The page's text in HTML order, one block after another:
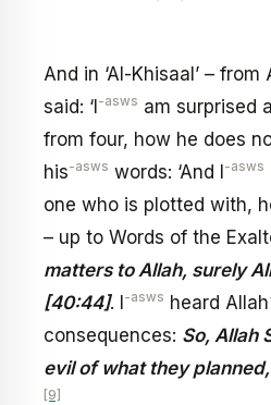
And in ‘Al-Khisaal’ – from
said: ‘I -asws am surprised
from four, how he does
his-asws words: ‘And I -asws
one who is plotted with,
– up to Words of the
matters to Allah, surely
[40:44]. I -asws heard Allah
consequences: So, Allah
evil of what they
[9]